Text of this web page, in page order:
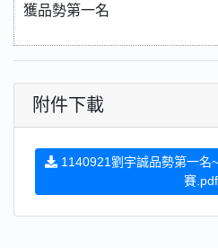
獲品勢第一名
附件下載
1140921劉宇誠品勢第一名
賽.pdf